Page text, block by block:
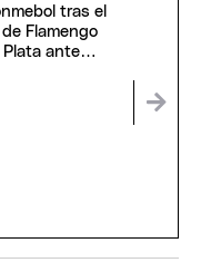
tras el
Flamengo
Plata ante